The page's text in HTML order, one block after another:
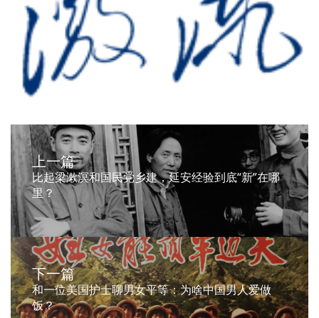
上一篇
比起梁漱溟和国民党乡建，延安经验到底“新”在哪
里？
下一篇
和一位美国护士聊男女平等：为啥中国男人爱做
饭？